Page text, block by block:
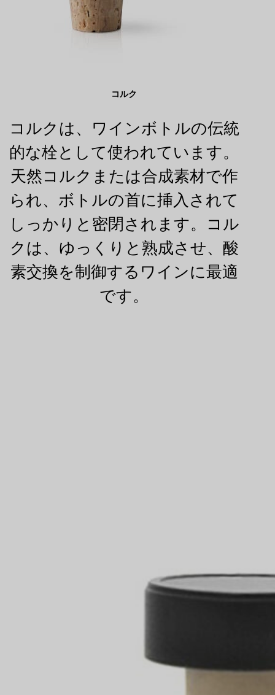
コルク
コルクは、ワインボトルの伝統
的な栓として使われています。
天然コルクまたは合成素材で作
られ、ボトルの首に挿入されて
しっかりと密閉されます。コル
クは、ゆっくりと熟成させ、酸
素交換を制御するワインに最適
です。